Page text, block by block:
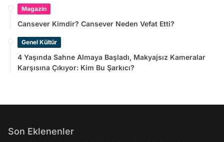
Magazin
Cansever Kimdir? Cansever Neden Vefat Etti?
Genel Kültür
4 Yaşında Sahne Almaya Başladı, Makyajsız Kameralar
Karşısına Çıkıyor: Kim Bu Şarkıcı?
Son Eklenenler